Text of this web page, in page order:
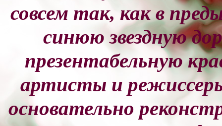
совсем так, как в
синюю звездную
презентабельную
артисты и
основательно